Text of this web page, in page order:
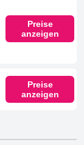
Preise
anzeigen
Preise
anzeigen